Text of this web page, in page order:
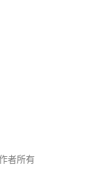
者所有